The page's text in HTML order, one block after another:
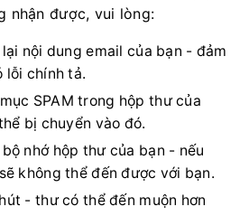
nhận được, vui lòng:
nội dung email của bạn - đảm
lỗi chính tả.
SPAM trong hộp thư của
bị chuyển vào đó.
nhớ hộp thư của bạn - nếu
không thể đến được với bạn.
- thư có thể đến muộn hơn